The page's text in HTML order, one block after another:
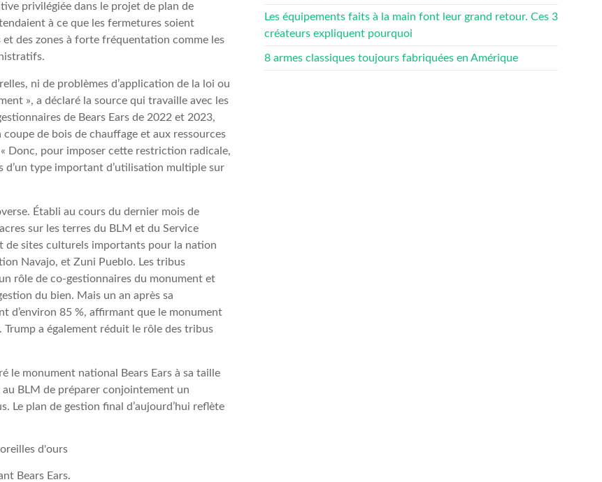
privilégiée dans le projet de plan de
à ce que les fermetures soient
des zones à forte fréquentation comme les
ni de problèmes d’application de la loi ou
», a déclaré la source qui travaille avec les
de Bears Ears de 2022 et 2023,
de bois de chauffage et aux ressources
Donc, pour imposer cette restriction radicale,
type important d’utilisation multiple sur
Établi au cours du dernier mois de
sur les terres du BLM et du Service
de sites culturels importants pour la nation
Navajo, et Zuni Pueblo. Les tribus
rôle de co-gestionnaires du monument et
du bien. Mais un an après sa
d’environ 85 %, affirmant que le monument
a également réduit le rôle des tribus
le monument national Bears Ears à sa taille
BLM de préparer conjointement un
Le plan de gestion final d’aujourd’hui reflète
Bears Ears.
Les équipements faits à la main font leur grand retour. Ces 3
créateurs expliquent pourquoi
8 armes classiques toujours fabriquées en Amérique